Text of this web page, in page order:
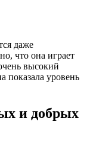
даже
что она играет
высокий
показала уровень
и добрых